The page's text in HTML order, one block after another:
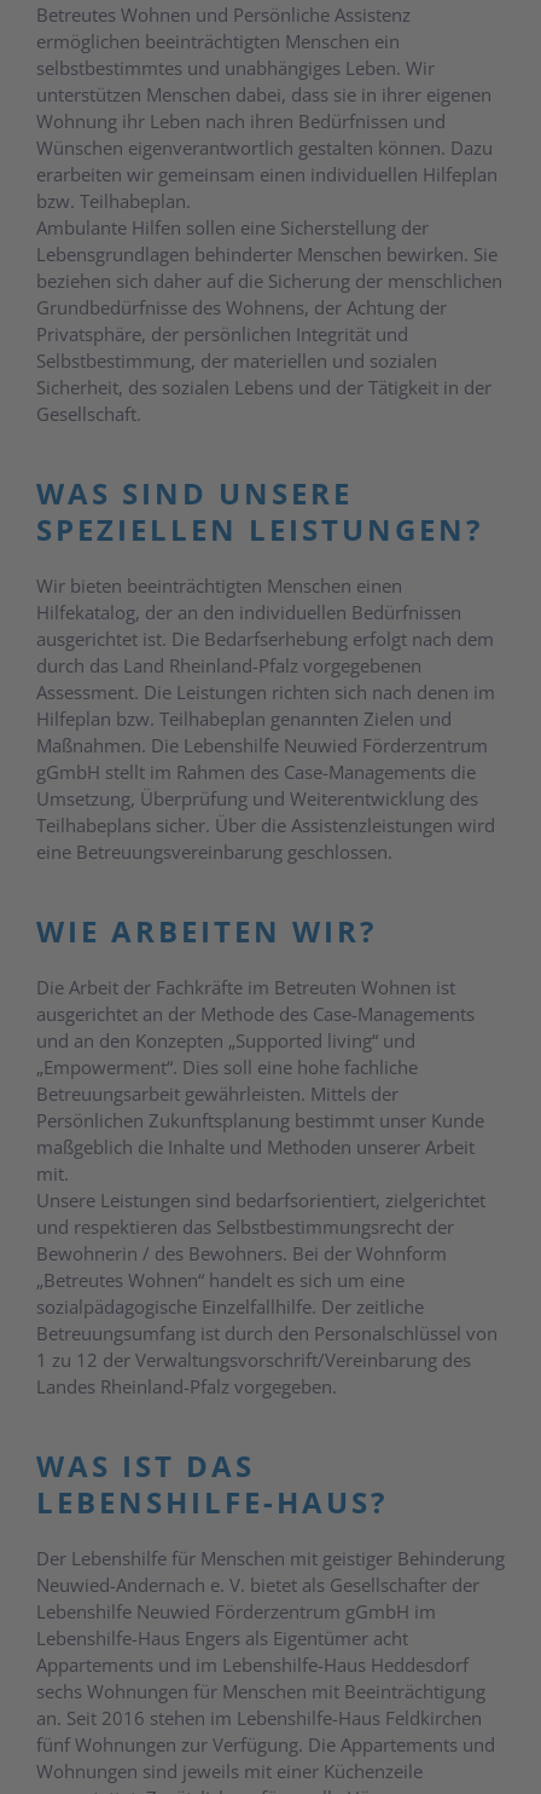
Betreutes Wohnen und Persönliche Assistenz
ermöglichen beeinträchtigten Menschen ein
selbstbestimmtes und unabhängiges Leben. Wir
unterstützen Menschen dabei, dass sie in ihrer eigenen
Wohnung ihr Leben nach ihren Bedürfnissen und
Wünschen eigenverantwortlich gestalten können. Dazu
erarbeiten wir gemeinsam einen individuellen Hilfeplan
bzw. Teilhabeplan.
Ambulante Hilfen sollen eine Sicherstellung der
Lebensgrundlagen behinderter Menschen bewirken. Sie
beziehen sich daher auf die Sicherung der menschlichen
Grundbedürfnisse des Wohnens, der Achtung der
Privatsphäre, der persönlichen Integrität und
Selbstbestimmung, der materiellen und sozialen
Sicherheit, des sozialen Lebens und der Tätigkeit in der
Gesellschaft.
WAS SIND UNSERE
SPEZIELLEN LEISTUNGEN?
Wir bieten beeinträchtigten Menschen einen
Hilfekatalog, der an den individuellen Bedürfnissen
ausgerichtet ist. Die Bedarfserhebung erfolgt nach dem
durch das Land Rheinland-Pfalz vorgegebenen
Assessment. Die Leistungen richten sich nach denen im
Hilfeplan bzw. Teilhabeplan genannten Zielen und
Maßnahmen. Die Lebenshilfe Neuwied Förderzentrum
gGmbH stellt im Rahmen des Case-Managements die
Umsetzung, Überprüfung und Weiterentwicklung des
Teilhabeplans sicher. Über die Assistenzleistungen wird
eine Betreuungsvereinbarung geschlossen.
WIE ARBEITEN WIR?
Die Arbeit der Fachkräfte im Betreuten Wohnen ist
ausgerichtet an der Methode des Case-Managements
und an den Konzepten „Supported living“ und
„Empowerment“. Dies soll eine hohe fachliche
Betreuungsarbeit gewährleisten. Mittels der
Persönlichen Zukunftsplanung bestimmt unser Kunde
maßgeblich die Inhalte und Methoden unserer Arbeit
mit.
Unsere Leistungen sind bedarfsorientiert, zielgerichtet
und respektieren das Selbstbestimmungsrecht der
Bewohnerin / des Bewohners. Bei der Wohnform
„Betreutes Wohnen“ handelt es sich um eine
sozialpädagogische Einzelfallhilfe. Der zeitliche
Betreuungsumfang ist durch den Personalschlüssel von
1 zu 12 der Verwaltungsvorschrift/Vereinbarung des
Landes Rheinland-Pfalz vorgegeben.
WAS IST DAS
LEBENSHILFE-HAUS?
Der Lebenshilfe für Menschen mit geistiger Behinderung
Neuwied-Andernach e. V. bietet als Gesellschafter der
Lebenshilfe Neuwied Förderzentrum gGmbH im
Lebenshilfe-Haus Engers als Eigentümer acht
Appartements und im Lebenshilfe-Haus Heddesdorf
sechs Wohnungen für Menschen mit Beeinträchtigung
an. Seit 2016 stehen im Lebenshilfe-Haus Feldkirchen
fünf Wohnungen zur Verfügung. Die Appartements und
Wohnungen sind jeweils mit einer Küchenzeile